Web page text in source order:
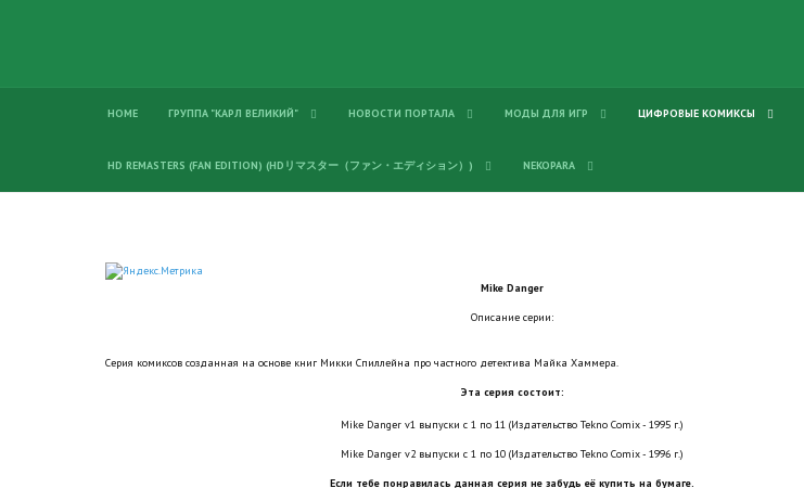
HOME ГРУППА "КАРЛ ВЕЛИКИЙ" НОВОСТИ ПОРТАЛА МОДЫ ДЛЯ ИГР ЦИФРОВЫЕ КОМИКСЫ
HD REMASTERS (FAN EDITION) (HDリマスター（ファン・エディション）) NEKOPARA
Mike Danger
Описание серии:
Серия комиксов созданная на основе книг Микки Спиллейна про частного детектива Майка Хаммера.
Эта серия состоит:
Mike Danger v1 выпуски с 1 по 11 (Издательство Tekno Comix - 1995 г.)
Mike Danger v2 выпуски с 1 по 10 (Издательство Tekno Comix - 1996 г.)
Если тебе понравилась данная серия не забудь её купить на бумаге.